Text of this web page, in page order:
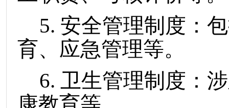
5. 安全管理制度：
育、应急管理等。
6. 卫生管理制度：